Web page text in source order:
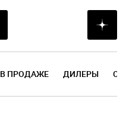
В ПРОДАЖЕ ДИЛЕРЫ